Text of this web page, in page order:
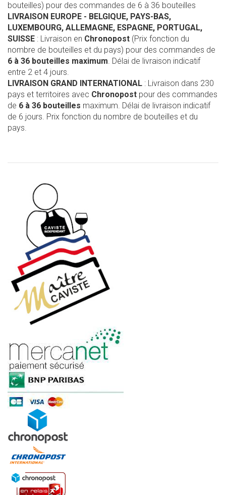
bouteilles) pour des commandes de 6 à 36 bouteilles
LIVRAISON EUROPE - BELGIQUE, PAYS-BAS,
LUXEMBOURG, ALLEMAGNE, ESPAGNE, PORTUGAL,
SUISSE : Livraison en Chronopost (Prix fonction du
nombre de bouteilles et du pays) pour des commandes de
6 à 36 bouteilles maximum. Délai de livraison indicatif
entre 2 et 4 jours.
LIVRAISON GRAND INTERNATIONAL : Livraison dans 230
pays et territoires avec Chronopost pour des commandes
de 6 à 36 bouteilles maximum. Délai de livraison indicatif
de 6 jours. Prix fonction du nombre de bouteilles et du
pays.